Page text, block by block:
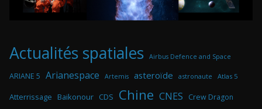
Actualités spatiales Airbus Defence and Space
ARIANE 5 Arianespace Artemis asteroïde astronaute Atlas 5
Atterrissage Baikonour CDS Chine CNES Crew Dragon